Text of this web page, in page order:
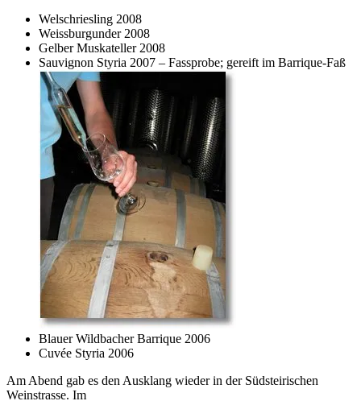
Welschriesling 2008
Weissburgunder 2008
Gelber Muskateller 2008
Sauvignon Styria 2007 – Fassprobe; gereift im Barrique-Faß
Blauer Wildbacher Barrique 2006
Cuvée Styria 2006
Am Abend gab es den Ausklang wieder in der Südsteirischen
Weinstrasse. Im